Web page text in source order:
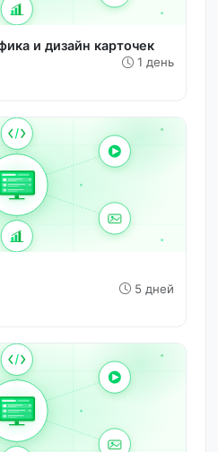
и дизайн карточек
1 день
5 дней